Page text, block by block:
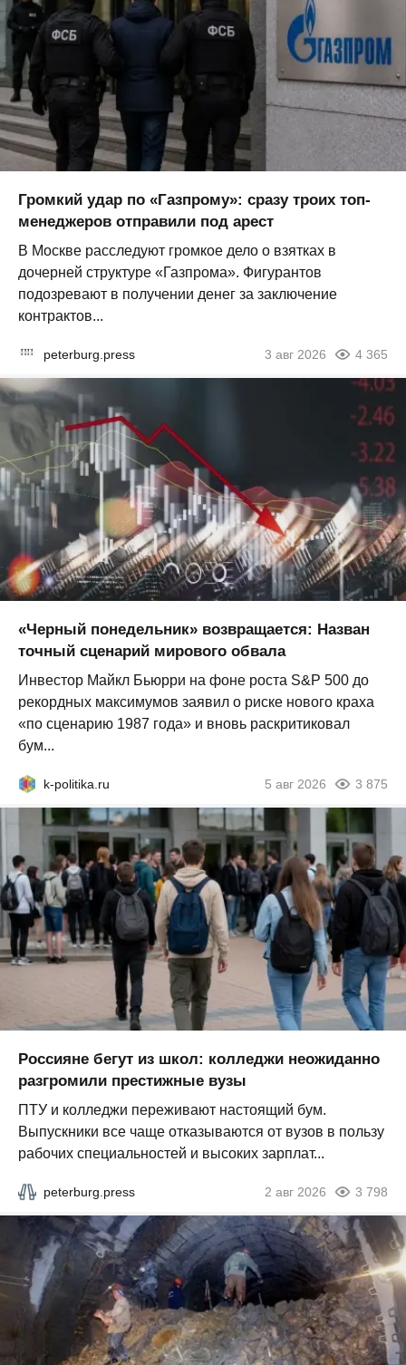
Громкий удар по «Газпрому»: сразу троих топ-
менеджеров отправили под арест
В Москве расследуют громкое дело о взятках в
дочерней структуре «Газпрома». Фигурантов
подозревают в получении денег за заключение
контрактов...
peterburg.press 3 авг 2026 4 365
«Черный понедельник» возвращается: Назван
точный сценарий мирового обвала
Инвестор Майкл Бьюрри на фоне роста S&P 500 до
рекордных максимумов заявил о риске нового краха
«по сценарию 1987 года» и вновь раскритиковал
бум...
k-politika.ru 5 авг 2026 3 875
Россияне бегут из школ: колледжи неожиданно
разгромили престижные вузы
ПТУ и колледжи переживают настоящий бум.
Выпускники все чаще отказываются от вузов в пользу
рабочих специальностей и высоких зарплат...
peterburg.press 2 авг 2026 3 798